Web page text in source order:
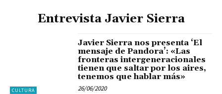
Entrevista Javier Sierra
CULTURA
Javier Sierra nos presenta ‘El
mensaje de Pandora’: «Las
fronteras intergeneracionales
tienen que saltar por los aires,
tenemos que hablar más»
26/06/2020